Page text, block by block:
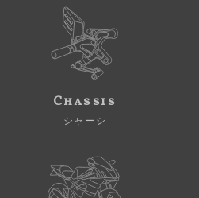
Chassis
シャーシ